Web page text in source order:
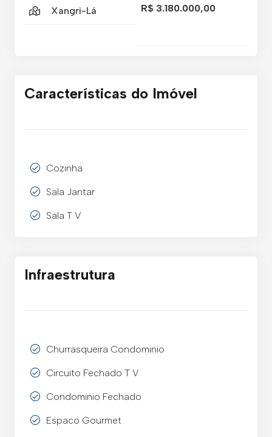
Xangri-Lá
R$ 3.180.000,00
Características do Imóvel
Cozinha
Sala Jantar
Sala T V
Infraestrutura
Churrasqueira Condominio
Circuito Fechado T V
Condominio Fechado
Espaco Gourmet